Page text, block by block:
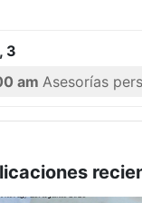
3
am Asesorías